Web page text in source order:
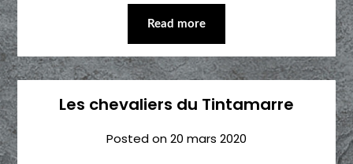
Read more
Les chevaliers du Tintamarre
Posted on20 mars 2020